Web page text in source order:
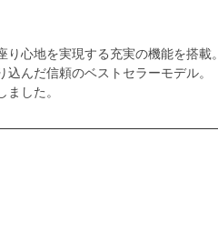
心地を実現する充実の機能を搭載。
んだ信頼のベストセラーモデル。
した。